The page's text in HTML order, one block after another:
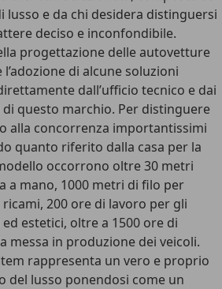
lusso e da chi desidera distinguersi
deciso e inconfondibile.
progettazione delle autovetture
di alcune soluzioni
dall’ufficio tecnico e dai
questo marchio. Per distinguere
alla concorrenza importantissimi
quanto riferito dalla casa per la
occorrono oltre 30 metri
a mano, 1000 metri di filo per
200 ore di lavoro per gli
estetici, oltre a 1500 ore di
messa in produzione dei veicoli.
rappresenta un vero e proprio
del lusso ponendosi come un